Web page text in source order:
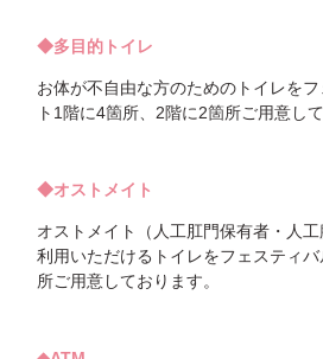
◆多目的トイレ
お体が不自由な方のためのトイレを
ト1階に4箇所、2階に2箇所ご用意して
◆オストメイト
オストメイト（人工肛門保有者・人
利用いただけるトイレをフェスティ
所ご用意しております。